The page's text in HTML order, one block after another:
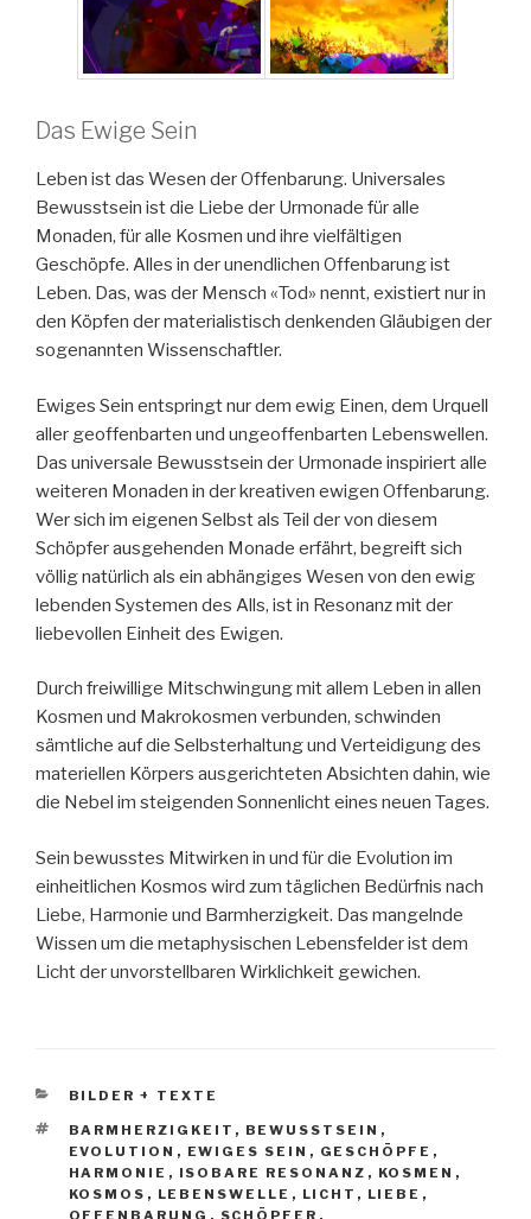
Das Ewige Sein
Leben ist das Wesen der Offenbarung. Universales
Bewusstsein ist die Liebe der Urmonade für alle
Monaden, für alle Kosmen und ihre vielfältigen
Geschöpfe. Alles in der unendlichen Offenbarung ist
Leben. Das, was der Mensch «Tod» nennt, existiert nur in
den Köpfen der materialistisch denkenden Gläubigen der
sogenannten Wissenschaftler.
Ewiges Sein entspringt nur dem ewig Einen, dem Urquell
aller geoffenbarten und ungeoffenbarten Lebenswellen.
Das universale Bewusstsein der Urmonade inspiriert alle
weiteren Monaden in der kreativen ewigen Offenbarung.
Wer sich im eigenen Selbst als Teil der von diesem
Schöpfer ausgehenden Monade erfährt, begreift sich
völlig natürlich als ein abhängiges Wesen von den ewig
lebenden Systemen des Alls, ist in Resonanz mit der
liebevollen Einheit des Ewigen.
Durch freiwillige Mitschwingung mit allem Leben in allen
Kosmen und Makrokosmen verbunden, schwinden
sämtliche auf die Selbsterhaltung und Verteidigung des
materiellen Körpers ausgerichteten Absichten dahin, wie
die Nebel im steigenden Sonnenlicht eines neuen Tages.
Sein bewusstes Mitwirken in und für die Evolution im
einheitlichen Kosmos wird zum täglichen Bedürfnis nach
Liebe, Harmonie und Barmherzigkeit. Das mangelnde
Wissen um die metaphysischen Lebensfelder ist dem
Licht der unvorstellbaren Wirklichkeit gewichen.
KATEGORIEN
BILDER + TEXTE
SCHLAGWÖRTER
BARMHERZIGKEIT , BEWUSSTSEIN ,
EVOLUTION , EWIGES SEIN , GESCHÖPFE ,
HARMONIE , ISOBARE RESONANZ , KOSMEN ,
KOSMOS , LEBENSWELLE , LICHT , LIEBE ,